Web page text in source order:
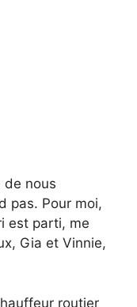
de nous
pas. Pour moi,
est parti, me
Gia et Vinnie,
routier